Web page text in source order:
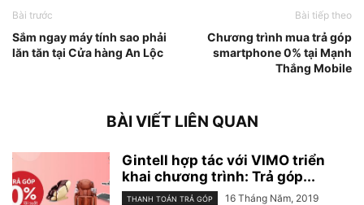
Bài trước
Sắm ngay máy tính sao phải
lăn tăn tại Cửa hàng An Lộc
Bài tiếp theo
Chương trình mua trả góp
smartphone 0% tại Mạnh
Thắng Mobile
BÀI VIẾT LIÊN QUAN
Gintell hợp tác với VIMO triển
khai chương trình: Trả góp...
THANH TOÁN TRẢ GÓP 16 Tháng Năm, 2019